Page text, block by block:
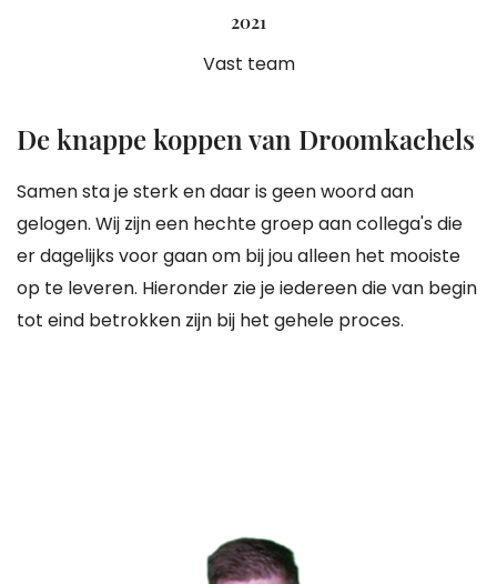
2021
Vast team
De knappe koppen van Droomkachels
Samen sta je sterk en daar is geen woord aan
gelogen. Wij zijn een hechte groep aan collega's die
er dagelijks voor gaan om bij jou alleen het mooiste
op te leveren. Hieronder zie je iedereen die van begin
tot eind betrokken zijn bij het gehele proces.